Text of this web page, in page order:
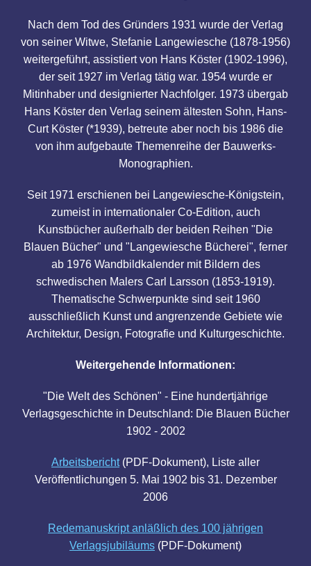
Nach dem Tod des Gründers 1931 wurde der Verlag
von seiner Witwe, Stefanie Langewiesche (1878-1956)
weitergeführt, assistiert von Hans Köster (1902-1996),
der seit 1927 im Verlag tätig war. 1954 wurde er
Mitinhaber und designierter Nachfolger. 1973 übergab
Hans Köster den Verlag seinem ältesten Sohn, Hans-
Curt Köster (*1939), betreute aber noch bis 1986 die
von ihm aufgebaute Themenreihe der Bauwerks-
Monographien.
Seit 1971 erschienen bei Langewiesche-Königstein,
zumeist in internationaler Co-Edition, auch
Kunstbücher außerhalb der beiden Reihen "Die
Blauen Bücher" und "Langewiesche Bücherei", ferner
ab 1976 Wandbildkalender mit Bildern des
schwedischen Malers Carl Larsson (1853-1919).
Thematische Schwerpunkte sind seit 1960
ausschließlich Kunst und angrenzende Gebiete wie
Architektur, Design, Fotografie und Kulturgeschichte.
Weitergehende Informationen:
"Die Welt des Schönen" - Eine hundertjährige
Verlagsgeschichte in Deutschland: Die Blauen Bücher
1902 - 2002
Arbeitsbericht(PDF-Dokument), Liste aller
Veröffentlichungen 5. Mai 1902 bis 31. Dezember
2006
Redemanuskript anläßlich des 100 jährigen
Verlagsjubiläums (PDF-Dokument)